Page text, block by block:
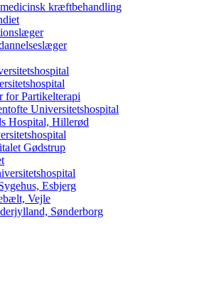
kræftbehandling
for Partikelterapi
Universitetshospital
Hospital, Hillerød
Gødstrup
Esbjerg
Vejle
Sønderborg